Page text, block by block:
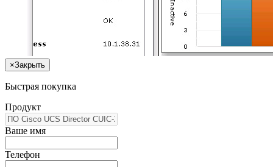
×Закрыть
Быстрая покупка
Продукт
Ваше имя
Телефон